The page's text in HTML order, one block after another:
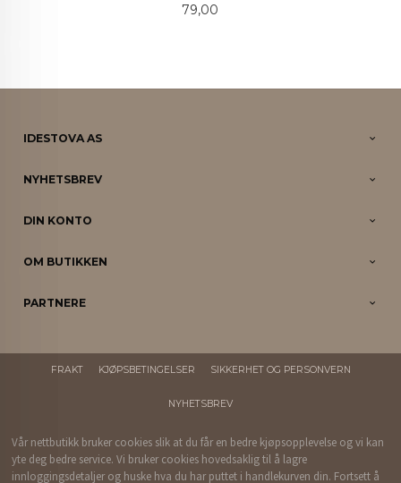
Pris
79,00
IDESTOVA AS
NYHETSBREV
DIN KONTO
OM BUTIKKEN
PARTNERE
FRAKT KJØPSBETINGELSER SIKKERHET OG PERSONVERN
NYHETSBREV
Vår nettbutikk bruker cookies slik at du får en bedre kjøpsopplevelse og vi kan
yte deg bedre service. Vi bruker cookies hovedsaklig til å lagre
innloggingsdetaljer og huske hva du har puttet i handlekurven din. Fortsett å